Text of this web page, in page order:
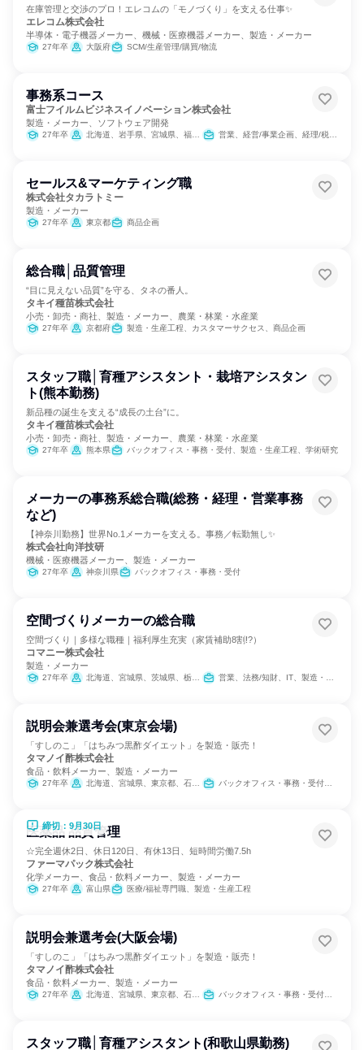
在庫管理と交渉のプロ！エレコムの「モノづくり」を支える仕事✨
エレコム株式会社
半導体・電子機器メーカー、機械・医療機器メーカー、製造・メーカー
27年卒 大阪府 SCM/生産管理/購買/物流
事務系コース
富士フイルムビジネスイノベーション株式会社
製造・メーカー、ソフトウェア開発
27年卒 北海道、岩手県、宮城県、福島県、茨城県、栃木県、群馬県、埼玉県、千葉県、東京都、神奈川県、新潟県、石川県、長野県、岐阜県、静岡県、愛知県、三重県、京都府、大阪府、兵庫県、岡山県、広島県、山口県、香川県、福岡県、長崎県、熊本県、鹿児島県 営業、経営/事業企画、経理/税務/財務、人事、総務、法務/知財、広報/IR
セールス&マーケティング職
株式会社タカラトミー
製造・メーカー
27年卒 東京都 商品企画
総合職│品質管理
“目に見えない品質”を守る、タネの番人。
タキイ種苗株式会社
小売・卸売・商社、製造・メーカー、農業・林業・水産業
27年卒 京都府 製造・生産工程、カスタマーサクセス、商品企画
スタッフ職│育種アシスタント・栽培アシスタン
ト(熊本勤務)
新品種の誕生を支える“成長の土台”に。
タキイ種苗株式会社
小売・卸売・商社、製造・メーカー、農業・林業・水産業
27年卒 熊本県 バックオフィス・事務・受付、製造・生産工程、学術研究
メーカーの事務系総合職(総務・経理・営業事務
など)
【神奈川勤務】世界No.1メーカーを支える。事務／転勤無し✨
株式会社向洋技研
機械・医療機器メーカー、製造・メーカー
27年卒 神奈川県 バックオフィス・事務・受付
空間づくりメーカーの総合職
空間づくり｜多様な職種｜福利厚生充実（家賃補助8割!?）
コマニー株式会社
製造・メーカー
27年卒 北海道、宮城県、茨城県、栃木県、埼玉県、東京都、神奈川県、新潟県、富山県、石川県、福井県、長野県、静岡県、愛知県、京都府、大阪府、兵庫県、岡山県、広島県、香川県、福岡県、鹿児島県、沖縄県 営業、法務/知財、IT、製造・生産工程、クリエイティブ/デザイン職、建築/土木/プラント専門職、学術研究
説明会兼選考会(東京会場)
「すしのこ」「はちみつ黒酢ダイエット」を製造・販売！
タマノイ酢株式会社
食品・飲料メーカー、製造・メーカー
27年卒 北海道、宮城県、東京都、石川県、愛知県、大阪府、奈良県、広島県、福岡県 バックオフィス・事務・受付、経営/事業企画、営業、製造・生産工程、学術研究、経理/税務/財務、人事、総務、法務/知財、商品企画、マーケティング・広告・宣伝
締切：9月30日
医薬品 品質管理
☆完全週休2日、休日120日、有休13日、短時間労働7.5h
ファーマパック株式会社
化学メーカー、食品・飲料メーカー、製造・メーカー
27年卒 富山県 医療/福祉専門職、製造・生産工程
説明会兼選考会(大阪会場)
「すしのこ」「はちみつ黒酢ダイエット」を製造・販売！
タマノイ酢株式会社
食品・飲料メーカー、製造・メーカー
27年卒 北海道、宮城県、東京都、石川県、愛知県、大阪府、奈良県、広島県、福岡県 バックオフィス・事務・受付、経営/事業企画、営業、製造・生産工程、学術研究、経理/税務/財務、人事、総務、法務/知財、商品企画、マーケティング・広告・宣伝
スタッフ職│育種アシスタント(和歌山県勤務)